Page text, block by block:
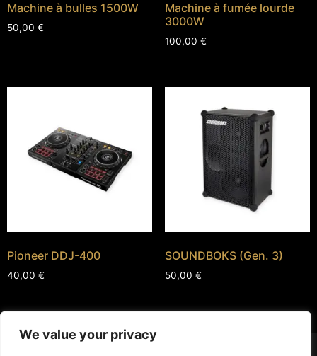
We value your privacy
Machine à bulles 1500W
50,00 €
Machine à fumée lourde
3000W
100,00 €
Pioneer DDJ-400
40,00 €
SOUNDBOKS (Gen. 3)
50,00 €